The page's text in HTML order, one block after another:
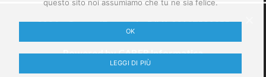
questo sito noi assumiamo che tu ne sia felice.
OK
LEGGI DI PIÙ
2024 – GeneralFarm srl – P.IVA 00127580355
Powered byCABER Informatica